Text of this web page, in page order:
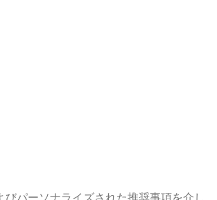
パーソナライズされた推奨事項を介し